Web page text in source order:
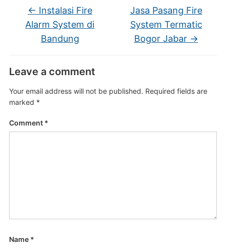
← Instalasi Fire
Alarm System di
Bandung
Jasa Pasang Fire
System Termatic
Bogor Jabar →
Leave a comment
Your email address will not be published. Required fields are
marked *
Comment *
Name *